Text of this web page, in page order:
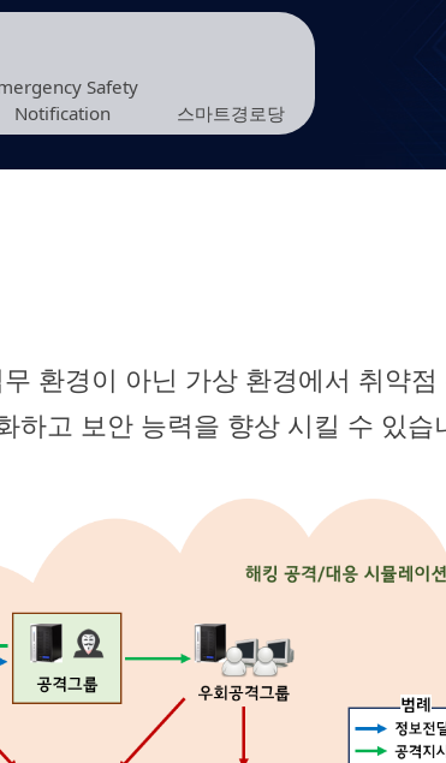
Safety
Notification
스마트경로당
환경이 아닌 가상 환경에서 취약점
하고 보안 능력을 향상 시킬 수 있습